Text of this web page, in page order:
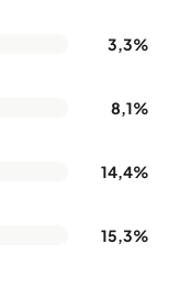
3,3%
8,1%
14,4%
15,3%